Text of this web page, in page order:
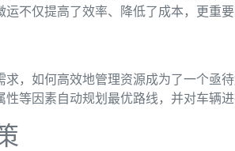
不仅提高了效率、降低了成本，更重
，如何高效地管理资源成为了一个亟
等因素自动规划最优路线，并对车辆